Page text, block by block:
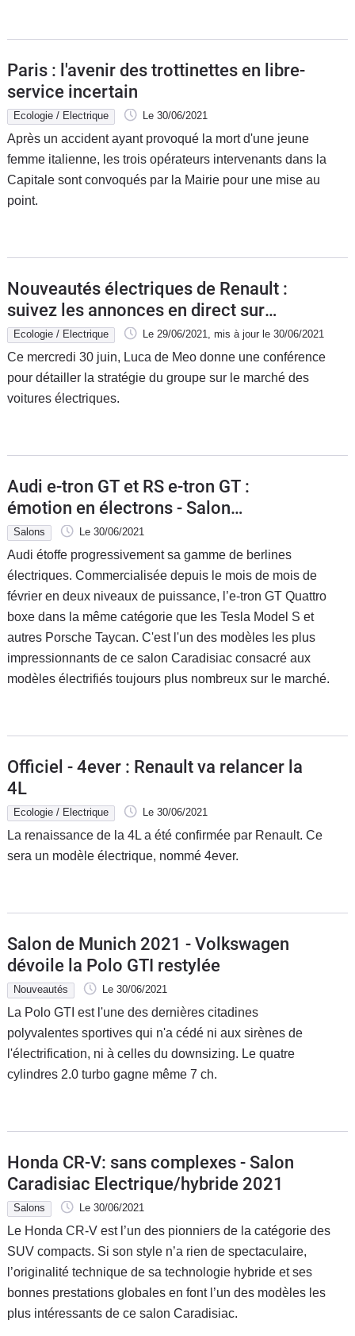
Paris : l'avenir des trottinettes en libre-
service incertain
Ecologie / Electrique Le 30/06/2021
Après un accident ayant provoqué la mort d'une jeune
femme italienne, les trois opérateurs intervenants dans la
Capitale sont convoqués par la Mairie pour une mise au
point.
Nouveautés électriques de Renault :
suivez les annonces en direct sur
Caradisiac
Ecologie / Electrique Le 29/06/2021, mis à jour le 30/06/2021
Ce mercredi 30 juin, Luca de Meo donne une conférence
pour détailler la stratégie du groupe sur le marché des
voitures électriques.
Audi e-tron GT et RS e-tron GT :
émotion en électrons - Salon
Caradisiac Electrique/hybride 2021
Salons Le 30/06/2021
Audi étoffe progressivement sa gamme de berlines
électriques. Commercialisée depuis le mois de mois de
février en deux niveaux de puissance, l’e-tron GT Quattro
boxe dans la même catégorie que les Tesla Model S et
autres Porsche Taycan. C'est l'un des modèles les plus
impressionnants de ce salon Caradisiac consacré aux
modèles électrifiés toujours plus nombreux sur le marché.
Officiel - 4ever : Renault va relancer la
4L
Ecologie / Electrique Le 30/06/2021
La renaissance de la 4L a été confirmée par Renault. Ce
sera un modèle électrique, nommé 4ever.
Salon de Munich 2021 - Volkswagen
dévoile la Polo GTI restylée
Nouveautés Le 30/06/2021
La Polo GTI est l'une des dernières citadines
polyvalentes sportives qui n'a cédé ni aux sirènes de
l'électrification, ni à celles du downsizing. Le quatre
cylindres 2.0 turbo gagne même 7 ch.
Honda CR-V: sans complexes - Salon
Caradisiac Electrique/hybride 2021
Salons Le 30/06/2021
Le Honda CR-V est l’un des pionniers de la catégorie des
SUV compacts. Si son style n’a rien de spectaculaire,
l’originalité technique de sa technologie hybride et ses
bonnes prestations globales en font l’un des modèles les
plus intéressants de ce salon Caradisiac.